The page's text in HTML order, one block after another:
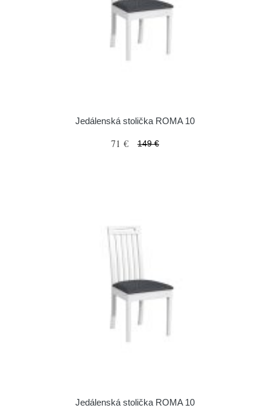
Jedálenská stolička ROMA 10
71 € 149 €
Jedálenská stolička ROMA 10